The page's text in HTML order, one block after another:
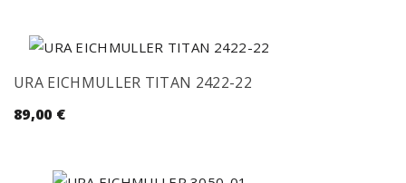
URA EICHMULLER TITAN 2422-22
89,00 €